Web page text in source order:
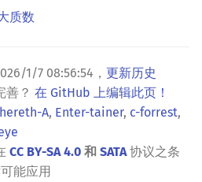
质数
1/7 08:56:54 ， 更新历史
善？ 在 GitHub 上编辑此页！
A, Enter-tainer, c-forrest,
CC BY-SA 4.0 和 SATA协议之条
能应用